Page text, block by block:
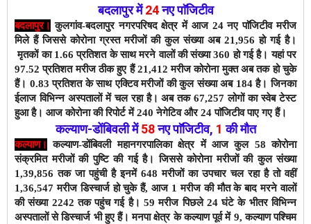
बदलापुर में24नए पाॅजिटीव
बदलापुर। कुलगांव-बदलापुर नगरपरिषद क्षेत्र में आज 24 नए पाॅजिटीव मरीज
मिले हैं जिससे कोरोना ग्रस्त मरीजों की कुल संख्या अब 21,956 हो गई है।
मृतकों का 1.66 प्रतिशत के साथ मरने वालों की संख्या 360 हो गई है। यहां पर
97.52 प्रतिशत मरीज ठीक हुए हैं 21,412 मरीज कोरोना मुक्त अब तक हो चुके
हैं। 0.83 प्रतिशत के साथ एक्टिव मरीजों की कुल संख्या अब 184 है। जिनका
ईलाज विभिन्न अस्पतालों में चल रहा है। अब तक 67,257 लोगों का स्वेब टेस्ट
हुआ है। आज कोरोना की रिपोर्ट में 240 नेगेटिव और 24 पाॅजिटीव पाए गए हैं।
कल्याण-डोंबिवलीमें 58नएपाॅजिटीव, 1 की मौत
कल्याण।
कल्याण-डोंबिवली महानगरपालिका क्षेत्र में आज कुल 58 कोरोना
संक्रमित मरीजों की पुष्टि की गई है। जिससे कोरोना मरीजों की कुल संख्या
1,39,856 तक जा पहुंची है इनमें 648 मरीजों का उपचार चल रहा है तो वहीं
1,36,547 मरीज डिस्चार्ज हो चुके हैं,आज 1 मरीज की मौत के बादमरने वालों
की संख्या 2242 तक पहुंच गई है। 59 मरीज पिछले 24 घंटे के भीतर विभिन्न
अस्पतालों से डिस्चार्ज भी हुए हैं। मनपा क्षेत्र के कल्याण पूर्व में 9, कल्याण पश्चिम